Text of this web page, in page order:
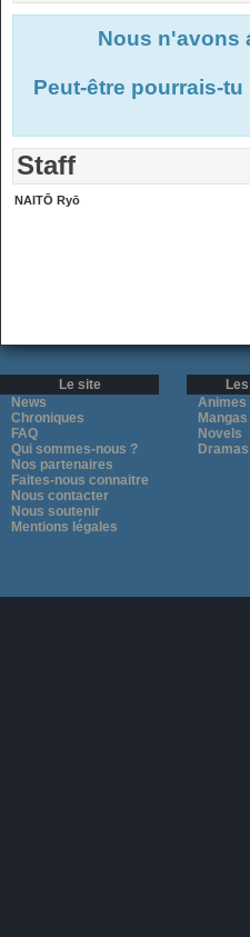
Nous n'avons
Peut-être pourrais-
Staff
NAITŌ Ryō
Le site
News
Chroniques
FAQ
Qui sommes-nous ?
Nos partenaires
Faites-nous connaitre
Nous contacter
Nous soutenir
Mentions légales
Animes
Mangas
Novels
Dramas